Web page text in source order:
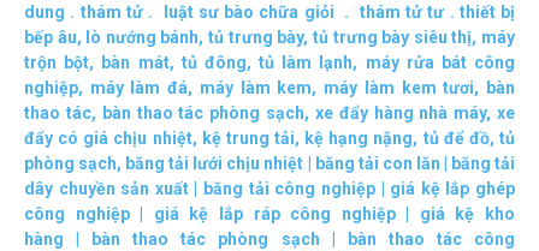
dung . thám tử. luật sư bào chữa giỏi . thám tử tư . thiết bị
bếp âu, lò nướng bánh,tủ trưng bày, tủ trưng bày siêu thị, máy
trộn bột, bàn mát, tủ đông,tủ làm lạnh, máy rửa bát công
nghiệp, máy làm đá, máy làm kem, máy làm kem tươi,
bàn
thao tác, bàn thao tác phòng sạch, xe đẩy hàng nhà máy,xe
đẩy có giá chịu nhiệt, kệ trung tải, kệ hạng nặng, tủ để đồ,tủ
phòng sạch, băng tải lưới chịu nhiệt băng tải con lăn
băng tải
dây chuyền sản xuất| băng tải công nghiệp| giá kệ lắp ghép
công nghiệp| giá kệ lắp ráp công nghiệp| giá kệ kho
hàng
bàn thao tác phòng sạch
bàn thao tác công